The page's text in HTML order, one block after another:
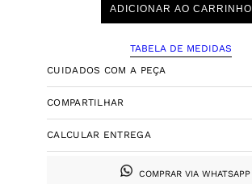
ADICIONAR AO CARRINHO
TABELA DE MEDIDAS
CUIDADOS COM A PEÇA
COMPARTILHAR
CALCULAR ENTREGA
COMPRAR VIA WHATSAPP